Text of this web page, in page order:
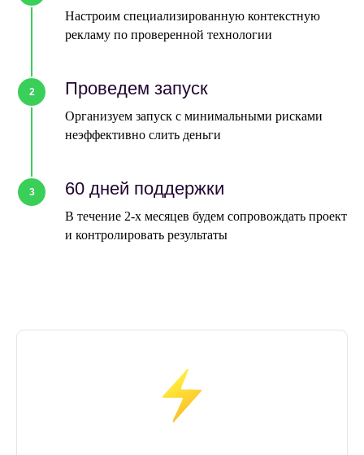
Настроим специализированную контекстную
рекламу по проверенной технологии
2 Проведем запуск
Организуем запуск с минимальными рисками
неэффективно слить деньги
3 60 дней поддержки
В течение 2-х месяцев будем сопровождать проект
и контролировать результаты